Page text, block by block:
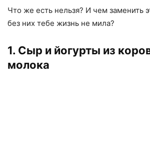
Что же есть нельзя? И чем заменить
без них тебе жизнь не мила?
1. Сыр и йогурты из
молока